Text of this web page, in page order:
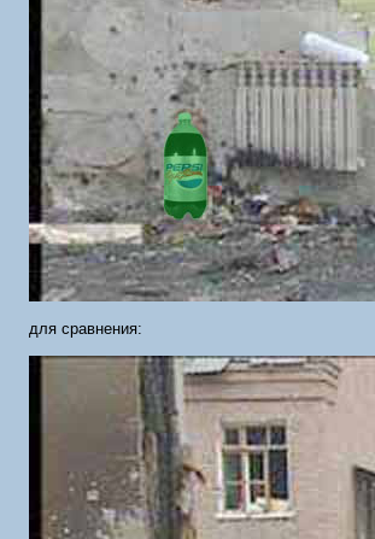
для сравнения: